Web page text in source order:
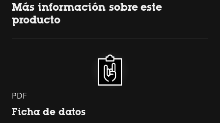
Más información sobre este
producto
PDF
Ficha de datos